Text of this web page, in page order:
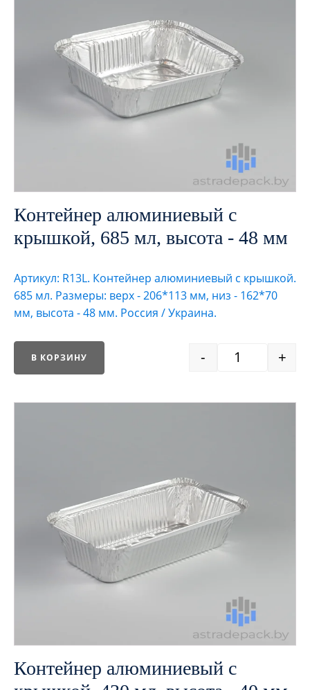
Контейнер алюминиевый с
крышкой, 685 мл, высота - 48 мм
Артикул: R13L. Контейнер алюминиевый с крышкой.
685 мл. Размеры: верх - 206*113 мм, низ - 162*70
мм, высота - 48 мм. Россия / Украина.
- +
В КОРЗИНУ
Контейнер алюминиевый с